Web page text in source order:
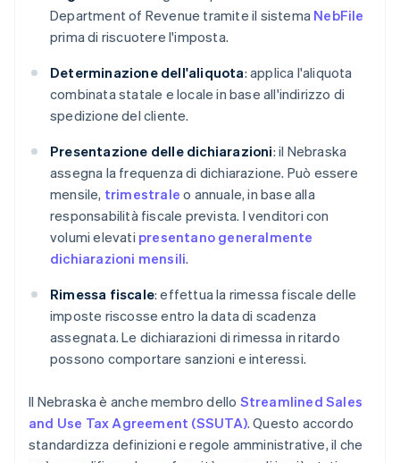
Department of Revenue tramite il sistema NebFile
prima di riscuotere l'imposta.
Determinazione dell'aliquota: applica l'aliquota
combinata statale e locale in base all'indirizzo di
spedizione del cliente.
Presentazione delle dichiarazioni: il Nebraska
assegna la frequenza di dichiarazione. Può essere
mensile, trimestrale o annuale, in base alla
responsabilità fiscale prevista. I venditori con
volumi elevati presentano generalmente
dichiarazioni mensili.
Rimessa fiscale: effettua la rimessa fiscale delle
imposte riscosse entro la data di scadenza
assegnata. Le dichiarazioni di rimessa in ritardo
possono comportare sanzioni e interessi.
Il Nebraska è anche membro dello Streamlined Sales
and Use Tax Agreement (SSUTA). Questo accordo
standardizza definizioni e regole amministrative, il che